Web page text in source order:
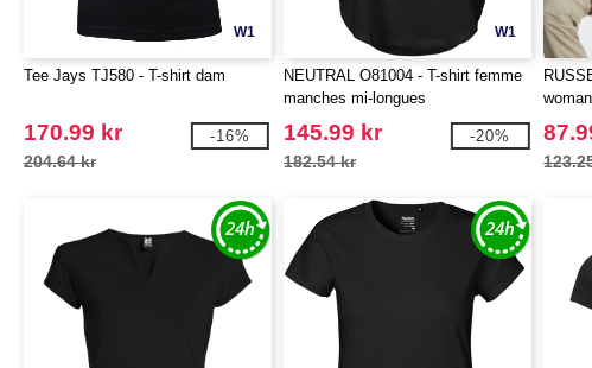
W1
Tee Jays TJ580 - T-shirt dam
170.99 kr
204.64 kr
-16%
W1
NEUTRAL O81004 - T-shirt femme
manches mi-longues
145.99 kr
182.54 kr
-20%
woman